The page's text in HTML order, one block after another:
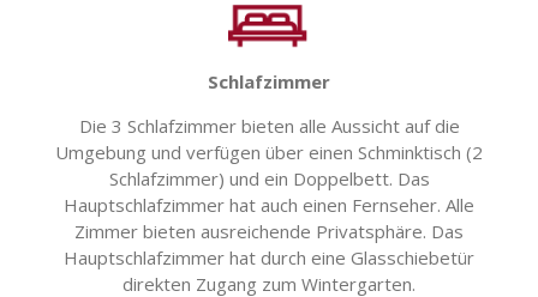
Schlafzimmer
Die 3 Schlafzimmer bieten alle Aussicht auf die
Umgebung und verfügen über einen Schminktisch (2
Schlafzimmer) und ein Doppelbett. Das
Hauptschlafzimmer hat auch einen Fernseher. Alle
Zimmer bieten ausreichende Privatsphäre. Das
Hauptschlafzimmer hat durch eine Glasschiebetür
direkten Zugang zum Wintergarten.